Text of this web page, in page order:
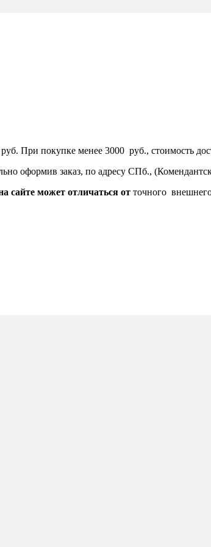
При покупке менее 3000 руб., стоимость
оформив заказ, по адресу СПб.,
сайте может отличаться от точного